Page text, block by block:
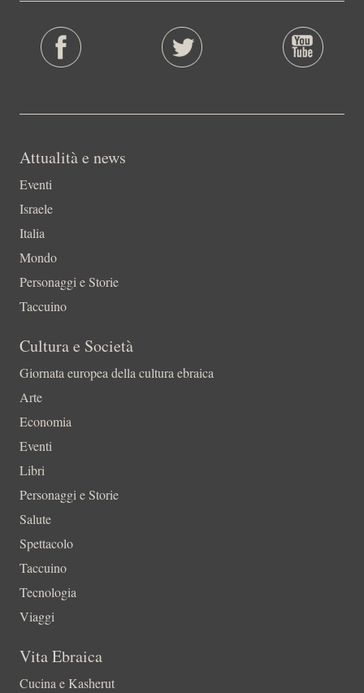
Attualità e news
Eventi
Israele
Italia
Mondo
Personaggi e Storie
Taccuino
Cultura e Società
Giornata europea della cultura ebraica
Arte
Economia
Eventi
Libri
Personaggi e Storie
Salute
Spettacolo
Taccuino
Tecnologia
Viaggi
Vita Ebraica
Cucina e Kasherut